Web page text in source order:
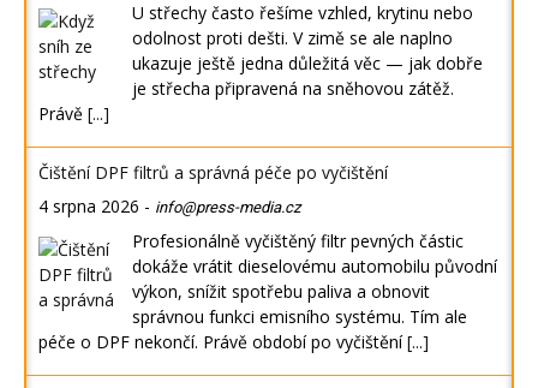
U střechy často řešíme vzhled, krytinu nebo
odolnost proti dešti. V zimě se ale naplno
ukazuje ještě jedna důležitá věc — jak dobře
je střecha připravená na sněhovou zátěž.
Právě [...]
Čištění DPF filtrů a správná péče po vyčištění
4 srpna 2026 - info@press-media.cz
Profesionálně vyčištěný filtr pevných částic
dokáže vrátit dieselovému automobilu původní
výkon, snížit spotřebu paliva a obnovit
správnou funkci emisního systému. Tím ale
péče o DPF nekončí. Právě období po vyčištění[...]